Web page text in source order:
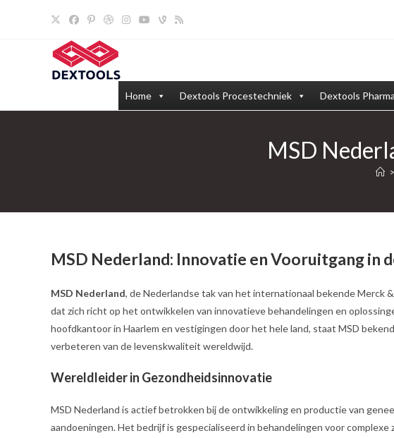
Home Dextools Procestechniek Dextools
MSD
>
MSD Nederland: Innovatie en Vooruitgang in
MSD Nederland, de Nederlandse tak van het internationaal bekende Merck
dat zich richt op het ontwikkelen van innovatieve behandelingen en
hoofdkantoor in Haarlem en vestigingen door het hele land, staat MSD
verbeteren van de levenskwaliteit wereldwijd.
Wereldleider in Gezondheidsinnovatie
MSD Nederland is actief betrokken bij de ontwikkeling en productie van
aandoeningen. Het bedrijf is gespecialiseerd in behandelingen voor